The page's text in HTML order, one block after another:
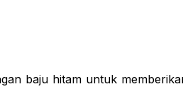
baju hitam untuk